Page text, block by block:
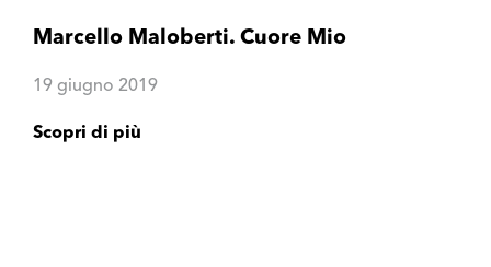
Marcello Maloberti. Cuore Mio
19 giugno 2019
Scopri di più